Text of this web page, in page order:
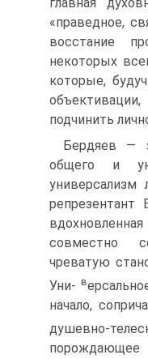
«праведное,
восстание
некоторых
которые,
подчинить
Бердяев —
общего и
репрезентант
совместно
чреватую
Уни- в
начало,
душевно-